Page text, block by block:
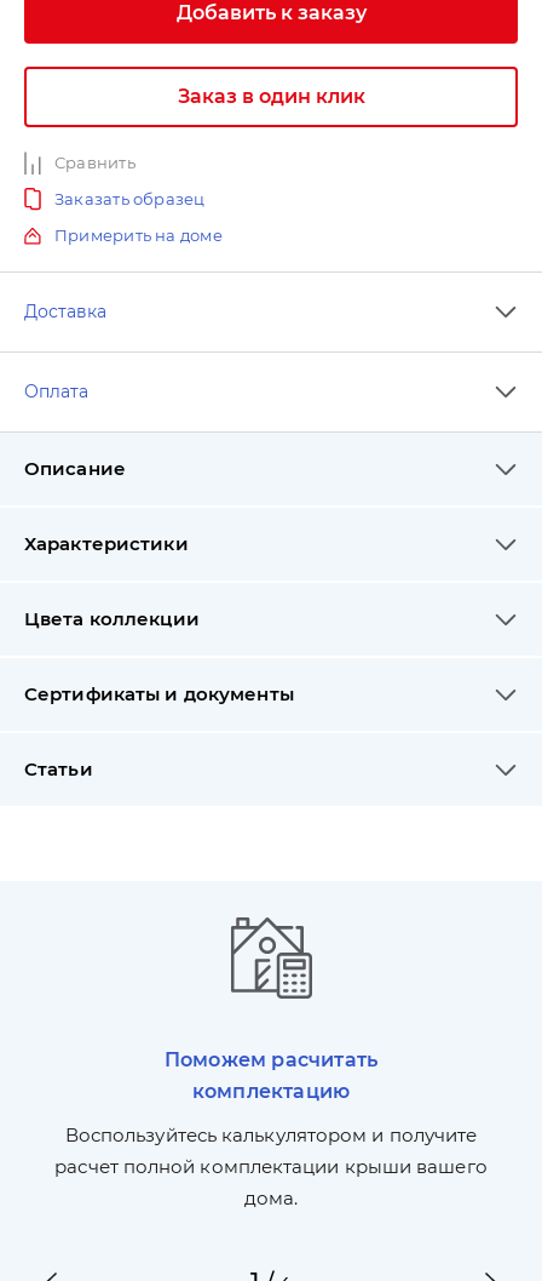
Добавить к заказу
Заказ в один клик
Сравнить
Заказать образец
Примерить на доме
Доставка
Оплата
Описание
Характеристики
Цвета коллекции
Сертификаты и документы
Статьи
Поможем расчитать
комплектацию
Воспользуйтесь калькулятором и получите
расчет полной комплектации крыши вашего
дома.